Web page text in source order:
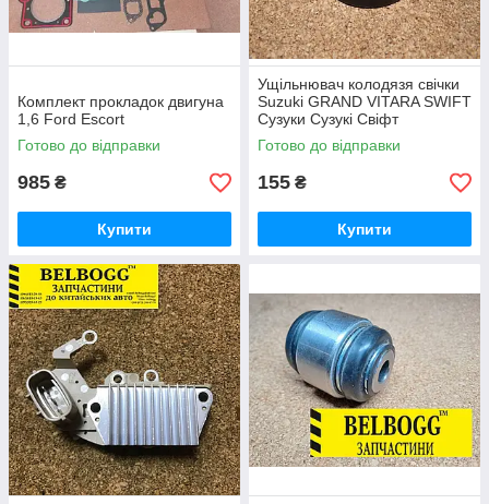
Комплект прокладок двигуна
1,6 Ford Escort
Готово до відправки
985 ₴
Купити
Ущільнювач колодязя свічки
Suzuki GRAND VITARA SWIFT
Сузуки Сузукі Свіфт
Готово до відправки
155 ₴
Купити